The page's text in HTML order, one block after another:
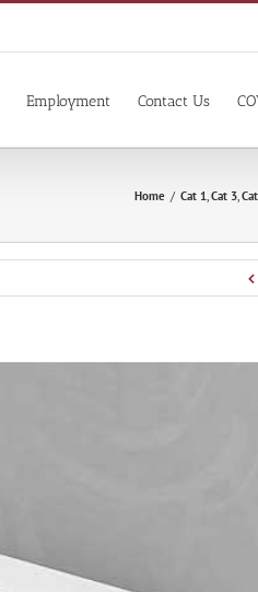
Employment Contact Us
Home / Cat 1 Cat 3